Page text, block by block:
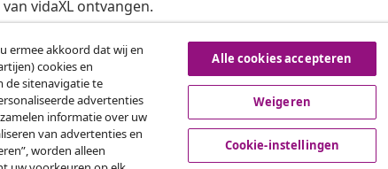
vidaXL ontvangen.
Herroeping van de overeenkomst
Zakelijk
vidaXL
ermee akkoord dat wij en
cookies en
de sitenavigatie te
advertenties
informatie over uw
van advertenties en
worden alleen
Alle cookies accepteren
Weigeren
Cookie-instellingen